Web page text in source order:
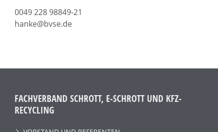
0049 228 98849-21
hanke@bvse.de
FACHVERBAND SCHROTT, E-SCHROTT UND KFZ-
RECYCLING